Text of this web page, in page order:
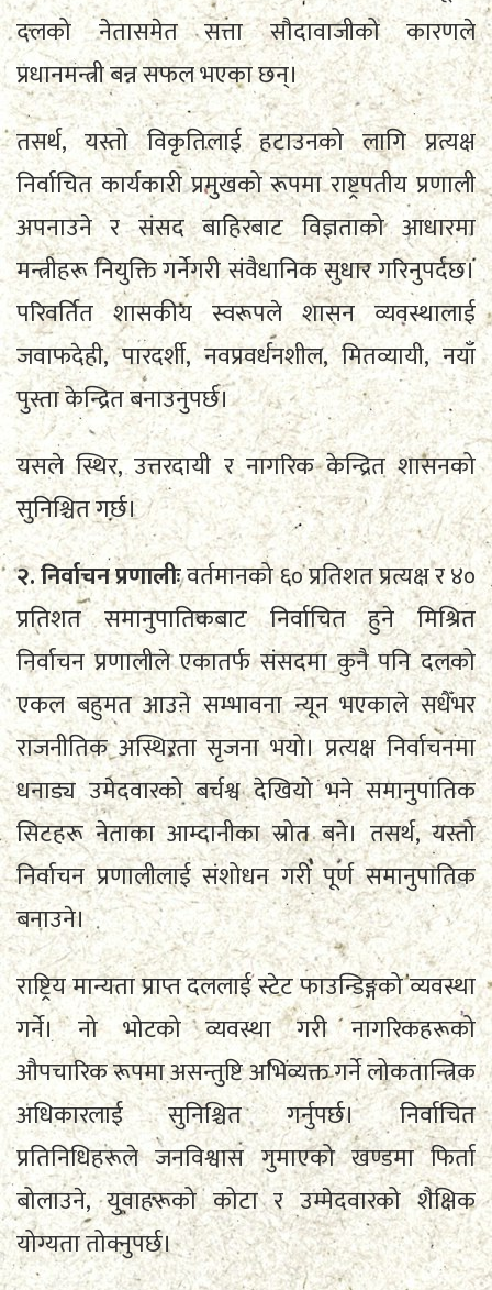
दलको नेतासमेत सत्ता सौदावाजीको कारणले
प्रधानमन्त्री बन्न सफल भएका छन्।
तसर्थ, यस्तो विकृतिलाई हटाउनको लागि प्रत्यक्ष
निर्वाचित कार्यकारी प्रमुखको रूपमा राष्ट्रपतीय प्रणाली
अपनाउने र संसद बाहिरबाट विज्ञताको आधारमा
मन्त्रीहरू नियुक्ति गर्नेगरी संवैधानिक सुधार गरिनुपर्दछ।
परिवर्तित शासकीय स्वरूपले शासन व्यवस्थालाई
जवाफदेही, पारदर्शी, नवप्रवर्धनशील, मितव्यायी, नयाँ
पुस्ता केन्द्रित बनाउनुपर्छ।
यसले स्थिर, उत्तरदायी र नागरिक केन्द्रित शासनको
सुनिश्चित गर्छ।
२. निर्वाचन प्रणालीःवर्तमानको ६० प्रतिशत प्रत्यक्ष र ४०
प्रतिशत समानुपातिकबाट निर्वाचित हुने मिश्रित
निर्वाचन प्रणालीले एकातर्फ संसदमा कुनै पनि दलको
एकल बहुमत आउने सम्भावना न्यून भएकाले सधैँभर
राजनीतिक अस्थिरता सृजना भयो। प्रत्यक्ष निर्वाचनमा
धनाड्य उमेदवारको बर्चश्व देखियो भने समानुपातिक
सिटहरू नेताका आम्दानीका स्रोत बने। तसर्थ, यस्तो
निर्वाचन प्रणालीलाई संशोधन गरी पूर्ण समानुपातिक
बनाउने।
राष्ट्रिय मान्यता प्राप्त दललाई स्टेट फाउन्डिङ्गको व्यवस्था
गर्ने। नो भोटको व्यवस्था गरी नागरिकहरूको
औपचारिक रूपमा असन्तुष्टि अभिव्यक्त गर्ने लोकतान्त्रिक
अधिकारलाई सुनिश्चित गर्नुपर्छ। निर्वाचित
प्रतिनिधिहरूले जनविश्वास गुमाएको खण्डमा फिर्ता
बोलाउने, युवाहरूको कोटा र उम्मेदवारको शैक्षिक
योग्यता तोक्नुपर्छ।